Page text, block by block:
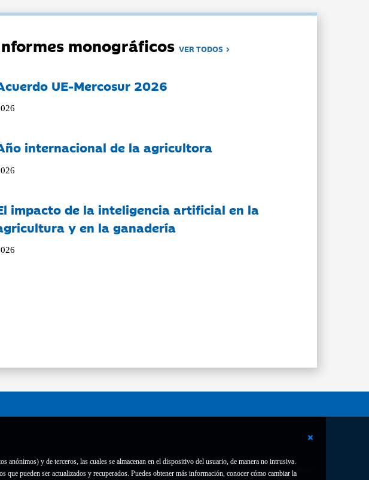
y de terceros, las cuales se almacenan en el dispositivo del usuario, de manera no intrusiva.
pueden ser actualizados y recuperados. Puedes obtener más información, conocer cómo cambiar la
monográficosVER TODOS
UE-Mercosur 2026
internacional de la agricultora
impacto de la inteligencia artificial en la
y en la ganadería
Contacto Declaración de accesibilidad